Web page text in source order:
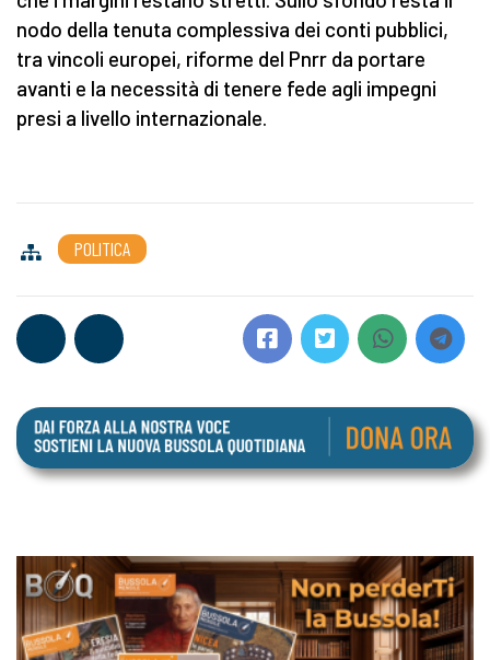
nodo della tenuta complessiva dei conti pubblici,
tra vincoli europei, riforme del Pnrr da portare
avanti e la necessità di tenere fede agli impegni
presi a livello internazionale.
POLITICA